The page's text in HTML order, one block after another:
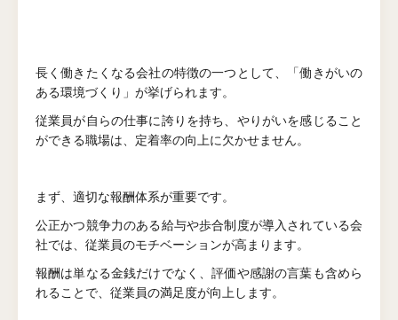
長く働きたくなる会社の特徴の一つとして、「働きがいの
ある環境づくり」が挙げられます。
従業員が自らの仕事に誇りを持ち、やりがいを感じること
ができる職場は、定着率の向上に欠かせません。
まず、適切な報酬体系が重要です。
公正かつ競争力のある給与や歩合制度が導入されている会
社では、従業員のモチベーションが高まります。
報酬は単なる金銭だけでなく、評価や感謝の言葉も含めら
れることで、従業員の満足度が向上します。